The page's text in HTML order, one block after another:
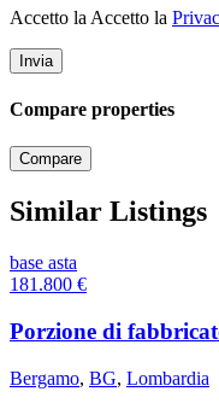
Accetto la Accetto la
Compare properties
Compare
Similar Listings
base asta
181.800 €
Porzione di
Bergamo, BG, Lombardia